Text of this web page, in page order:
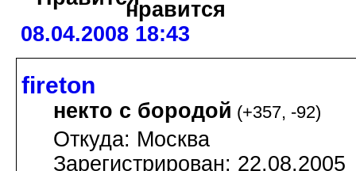
08.04.2008 18:43
fireton
некто с бородой (+357, -92)
Откуда: Москва
Зарегистрирован: 22.08.2005